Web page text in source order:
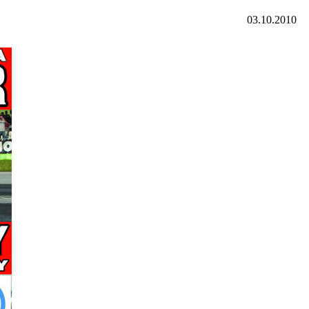
03.10.2010